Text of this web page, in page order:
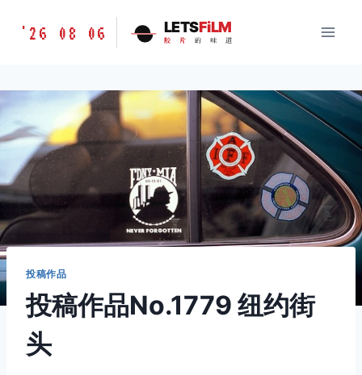
胶
味
道
LETSFILM
'26 08 06 LETSFiLM
胶 片 的 味 道
投稿作品
投稿作品No.1779 纽约街
头